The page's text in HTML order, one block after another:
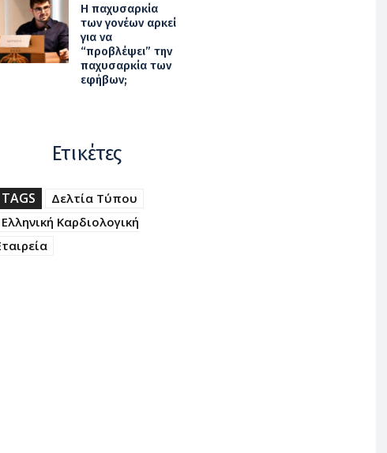
Η παχυσαρκία
των γονέων αρκεί
για να
“προβλέψει” την
παχυσαρκία των
εφήβων;
Ετικέτες
TAGS
Δελτία Τύπου
Ελληνική Καρδιολογική